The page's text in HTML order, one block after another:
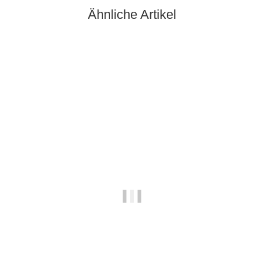
Ähnliche Artikel